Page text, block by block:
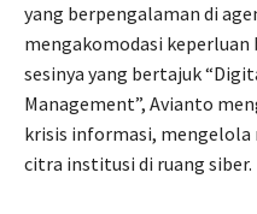
yang berpengalaman di
mengakomodasi
sesinya yang bertajuk
Management”, Avianto
krisis informasi,
citra institusi di ruang siber.